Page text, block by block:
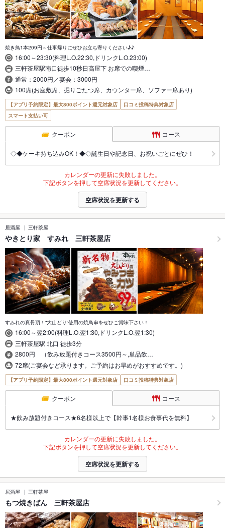
焼き鳥1本209円～仕事帰りにぜひお立ち寄りください♪♪
16:00～23:30(料理L.O.22:30,ドリンクL.O.23:00)
三軒茶屋駅南口徒歩10秒日高屋下 お席での喫煙…
通常：2000円／宴会：3000円
100席(お座敷席、掘りごたつ席、カウンター席、ソファー席あり)
【アプリ予約限定】最大800ポイント還元対象店
口コミ投稿特典対象店
スマート支払い可
クーポン コース
◇◆ケーキ持ち込みOK！◆◇誕生日や記念日、お祝いごとにぜひ！
カレンダーの更新に失敗しました。
下記ボタンを押して空席状況を更新してください。
空席状況を更新する
居酒屋 三軒茶屋
やきとり家 すみれ 三軒茶屋店
すみれの真骨頂！“大山どり”使用の焼鳥串をぜひご賞味下さい！
16:00～翌2:00(料理L.O.翌1:30,ドリンクL.O.翌1:30)
三軒茶屋駅 北口 徒歩3分
2800円 （飲み放題付きコース3500円～,単品飲…
72席(ご宴会など承ります。ご予約はお早めがおすすめです。)
【アプリ予約限定】最大800ポイント還元対象店 口コミ投稿特典対象店
クーポン コース
★飲み放題付きコース★6名様以上で【幹事1名様お食事代を無料】
カレンダーの更新に失敗しました。
下記ボタンを押して空席状況を更新してください。
空席状況を更新する
居酒屋 三軒茶屋
もつ焼きばん 三軒茶屋店